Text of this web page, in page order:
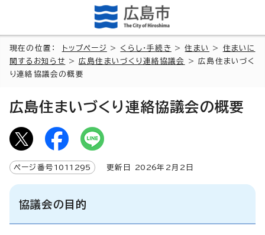
現在の位置： トップページ > くらし・手続き >住まい > 住まいに
関するお知らせ
>広島住まいづくり連絡協議会
> 広島住まいづく
り連絡協議会の概要
広島住まいづくり連絡協議会の概要
ページ番号 1011295 更新日 2026年2月2日
協議会の目的